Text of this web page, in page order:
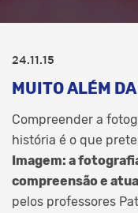
24.11.15
MUITO ALÉM
Compreender a
história é o que
Imagem: a
compreensão e
pelos professores